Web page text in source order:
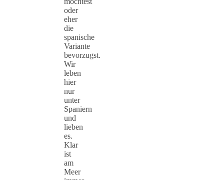
oder
eher
die
spanische
Variante
bevorzugst.
Wir
leben
hier
nur
unter
Spaniern
und
lieben
es.
Klar
ist
am
Meer